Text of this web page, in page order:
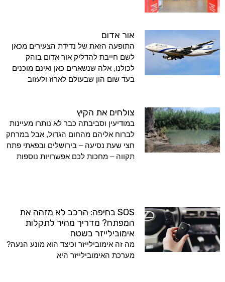
אור אדום
התופעה הזאת של נדידת הצעירים מכאן
לשם חייבת להדליק אור אדום בוהק
לכולנו, אלה שנשארים כאן ואינם מוכנים
בעד שום הון שבעולם לארוז ולעזוב
צולחים את הקיץ
במודיעין וסביבתה כבר לא נותרו מעיינות
לברוח אליהם מהחום הגדול, אבל במרחק
חצי שעת נסיעה – בירושלים ובפאתי פתח
תקווה – מחכות לכם אפשרויות נוספות
SOS בחיפה: הרכב לא מזהה את
המפתח? מדריך מהיר לתקלות
אימובילייזר בשטח
מה זה אימובילייזר וכיצד הוא מונע הנעה?
מערכת האימובילייזר היא